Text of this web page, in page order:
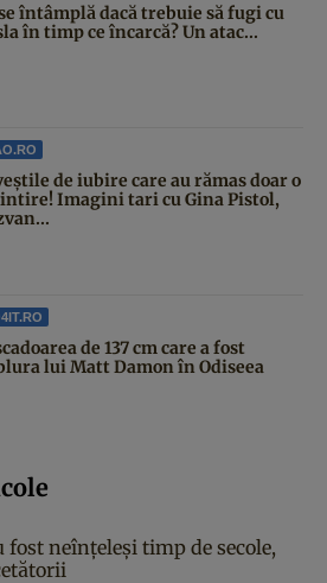
întâmplă dacă trebuie să fugi cu
în timp ce încarcă? Un atac...
de iubire care au rămas doar o
Imagini tari cu Gina Pistol,
de 137 cm care a fost
lui Matt Damon în Odiseea
fost neînțeleși timp de secole,